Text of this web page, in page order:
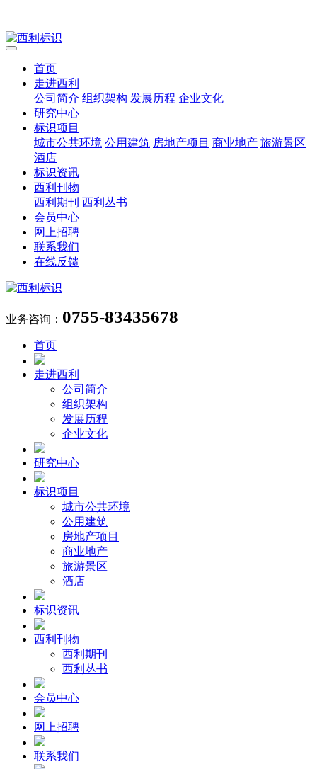
首页
走进西利
公司简介 组织架构 发展历程 企业文化
研究中心
标识项目
城市公共环境 公用建筑 房地产项目 商业地产 旅游景区
酒店
标识资讯
西利刊物
西利期刊 西利丛书
会员中心
网上招聘
联系我们
在线反馈
业务咨询： 0755-83435678
首页
走进西利
公司简介
组织架构
发展历程
企业文化
研究中心
标识项目
城市公共环境
公用建筑
房地产项目
商业地产
旅游景区
酒店
标识资讯
西利刊物
西利期刊
西利丛书
会员中心
网上招聘
联系我们